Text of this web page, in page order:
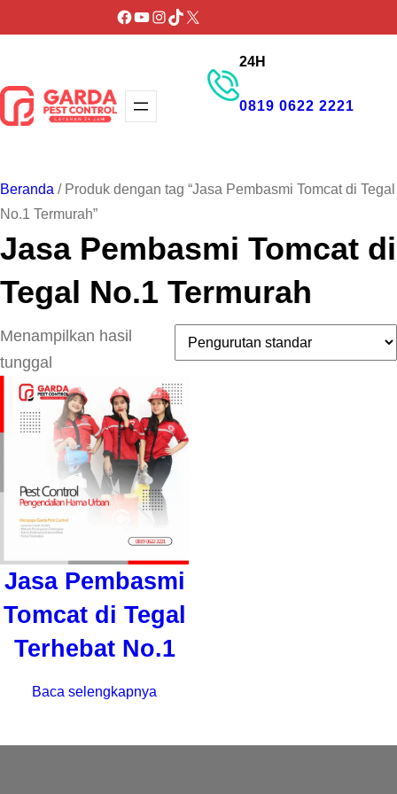
ke
Facebook
YouTube
Instagram
TikTok
X
24H
0819 0622 2221
Beranda / Produk dengan tag “Jasa Pembasmi Tomcat di Tegal
No.1 Termurah”
Jasa Pembasmi Tomcat di
Tegal No.1 Termurah
Menampilkan hasil
tunggal
Jasa Pembasmi
Tomcat di Tegal
Terhebat No.1
Baca selengkapnya